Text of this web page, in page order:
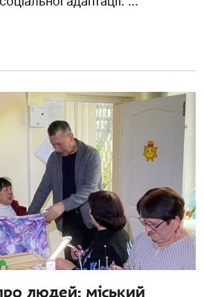
людей: міський